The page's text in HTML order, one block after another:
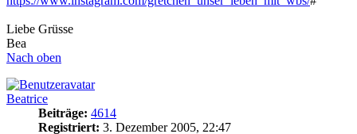
Liebe Grüsse
Bea
Nach oben
Beatrice
Beiträge: 4614
Registriert: 3. Dezember 2005, 22:47